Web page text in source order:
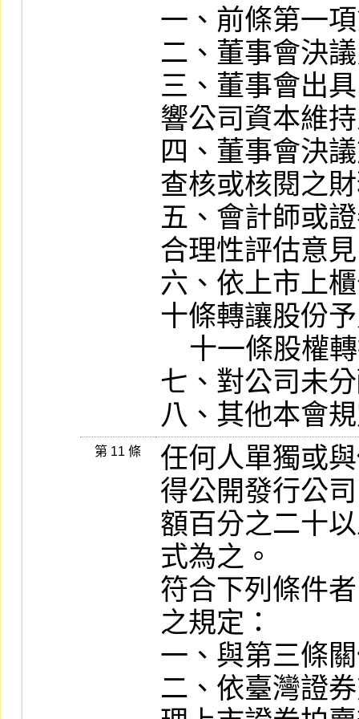
一、前條第一
二、董事會決
三、董事會出
響公司資本維
四、董事會決
查核或核閱之
五、會計師或
合理性評估意
六、依上市上
十條轉讓股份
七、對公司未
八、其他本會
第 11 條
任何人單獨或
得公開發行公
額百分之二十
式為之。
符合下列條件
之規定：
一、與第三條
二、依臺灣證